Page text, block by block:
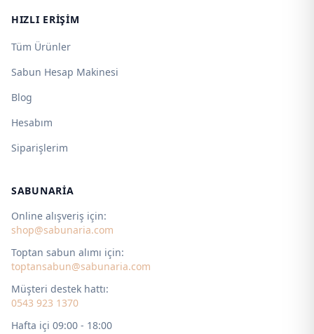
HIZLI ERIŞIM
Tüm Ürünler
Sabun Hesap Makinesi
Blog
Hesabım
Siparişlerim
SABUNARIA
Online alışveriş için:
shop@sabunaria.com
Toptan sabun alımı için:
toptansabun@sabunaria.com
Müşteri destek hattı:
0543 923 1370
Hafta içi 09:00 - 18:00